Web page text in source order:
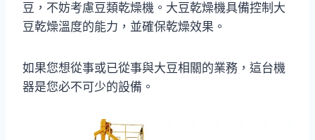
豆，不妨考慮豆類乾燥機。大豆乾燥機具備控制大
豆乾燥溫度的能力，並確保乾燥效果。
如果您想從事或已從事與大豆相關的業務，這台機
器是您必不可少的設備。